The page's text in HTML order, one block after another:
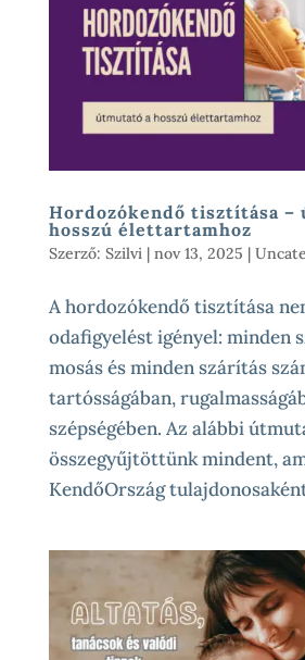
Hordozókendő tisztítása –
hosszú élettartamhoz
Szerző: Szilvi| nov 13, 2025 |
A hordozókendő tisztítása
odafigyelést igényel: minden
mosás és minden szárítás
tartósságában,
szépségében. Az alábbi
összegyűjtöttünk mindent,
KendőOrszág